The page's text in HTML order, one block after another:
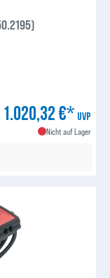
1.020,32 €* UVP
Nicht auf Lager